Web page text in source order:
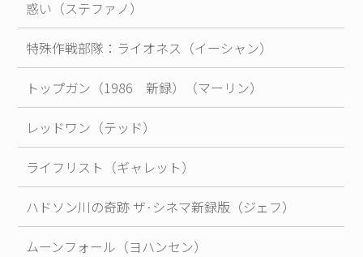
惑い（ステファノ）
特殊作戦部隊：ライオネス（イーシャン）
トップガン（1986 新録）（マーリン）
レッドワン（テッド）
ライフリスト（ギャレット）
ハドソン川の奇跡 ザ·シネマ新録版（ジェフ）
ムーンフォール（ヨハンセン）